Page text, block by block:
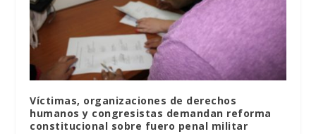
Víctimas, organizaciones de derechos
humanos y congresistas demandan reforma
constitucional sobre fuero penal militar